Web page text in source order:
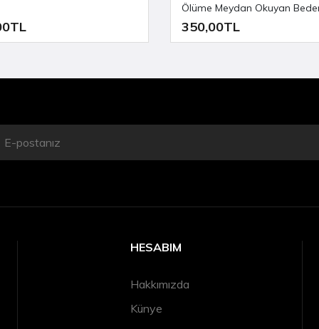
Ölüme Meydan Okuyan
350,00TL
HESABIM
Hakkımızda
Künye